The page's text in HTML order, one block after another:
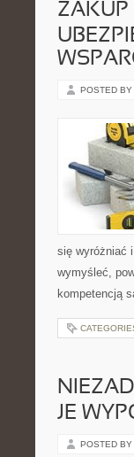
ZAKUP
POSTED BY
się wyróżniać
wymyśleć,
kompetencją
JE
POSTED BY